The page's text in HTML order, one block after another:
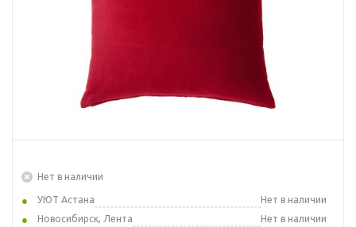
Нет в наличии
УЮТ Астана
Нет в наличии
Новосибирск, Лента
Нет в наличии